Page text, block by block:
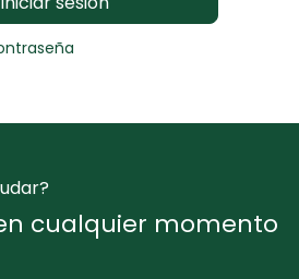
cualquier momento